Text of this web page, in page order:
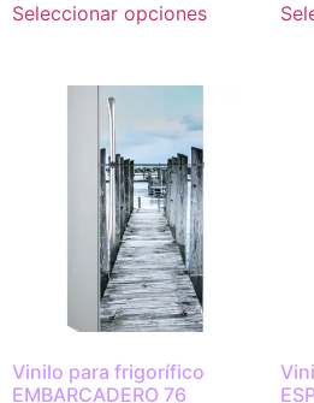
Seleccionar opciones
Vinilo para frigorífico
EMBARCADERO 76